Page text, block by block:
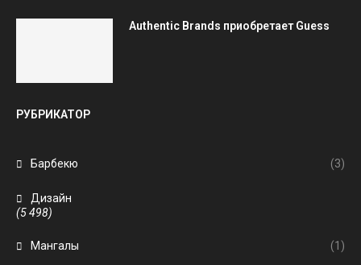
Authentic Brands приобретает Guess
РУБРИКАТОР
Барбекю (3)
Дизайн
(5 498)
Мангалы (1)